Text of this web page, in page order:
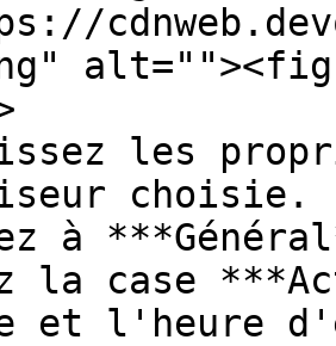
les
choisie.
à
la case
et l'heure